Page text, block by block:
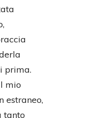
prima.
mio
estraneo,
tanto